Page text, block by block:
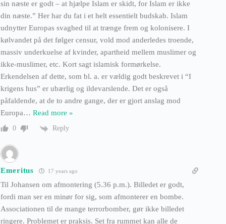
sin næste er godt – at hjælpe Islam er skidt, for Islam er ikke
din næste.” Her har du fat i et helt essentielt budskab. Islam
udnytter Europas svaghed til at trænge frem og kolonisere. I
kølvandet på det følger censur, vold mod anderledes troende,
massiv underkuelse af kvinder, apartheid mellem muslimer og
ikke-muslimer, etc. Kort sagt islamisk formørkelse.
Erkendelsen af dette, som bl. a. er vældig godt beskrevet i “I
krigens hus” er ubærlig og ildevarslende. Det er også
påfaldende, at de to andre gange, der er gjort anslag mod
Europa… Read more »
0 Reply
Emeritus 17 years ago
Til Johansen om afmontering (5.36 p.m.). Billedet er godt,
fordi man ser en minør for sig, som afmonterer en bombe.
Associationen til de mange terrorbomber, gør ikke billedet
ringere. Problemet er praksis. Set fra rummet kan alle de